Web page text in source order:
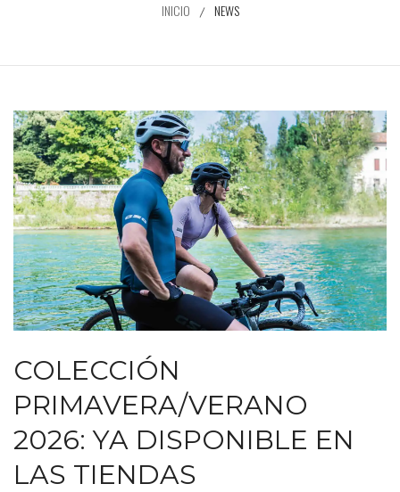
INICIO NEWS
COLECCIÓN
PRIMAVERA/VERANO
2026: YA DISPONIBLE EN
LAS TIENDAS